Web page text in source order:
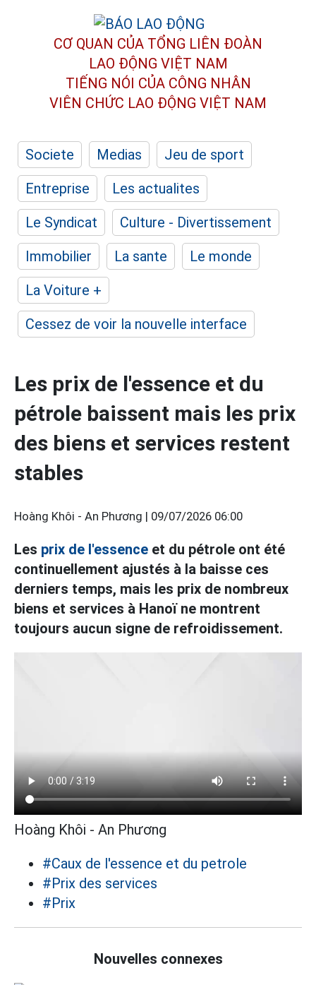
CƠ QUAN CỦA TỔNG LIÊN ĐOÀN
LAO ĐỘNG VIỆT NAM
TIẾNG NÓI CỦA CÔNG NHÂN
VIÊN CHỨC LAO ĐỘNG VIỆT NAM
Societe Medias
Jeu de sport
Entreprise
Les actualites
Le Syndicat
Culture - Divertissement
Immobilier
La sante
Le monde
La Voiture +
Cessez de voir la nouvelle interface
Les prix de l'essence et du
pétrole baissent mais les prix
des biens et services restent
stables
Hoàng Khôi - An Phương | 09/07/2026 06:00
Les prix de l'essence et du pétrole ont été
continuellement ajustés à la baisse ces
derniers temps, mais les prix de nombreux
biens et services à Hanoï ne montrent
toujours aucun signe de refroidissement.
Hoàng Khôi - An Phương
#Caux de l'essence et du petrole
#Prix des services
#Prix
Nouvelles connexes